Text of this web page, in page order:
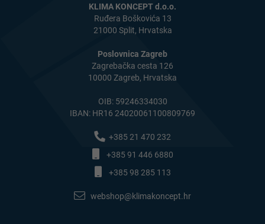
KLIMA KONCEPT d.o.o.
Ruđera Boškovića 13
21000 Split, Hrvatska
Poslovnica Zagreb
Zagrebačka cesta 126
10000 Zagreb, Hrvatska
OIB: 59246334030
IBAN: HR16 24020061100809769
+385 21 470 232
+385 91 446 6880
+385 98 285 113
webshop@klimakoncept.hr